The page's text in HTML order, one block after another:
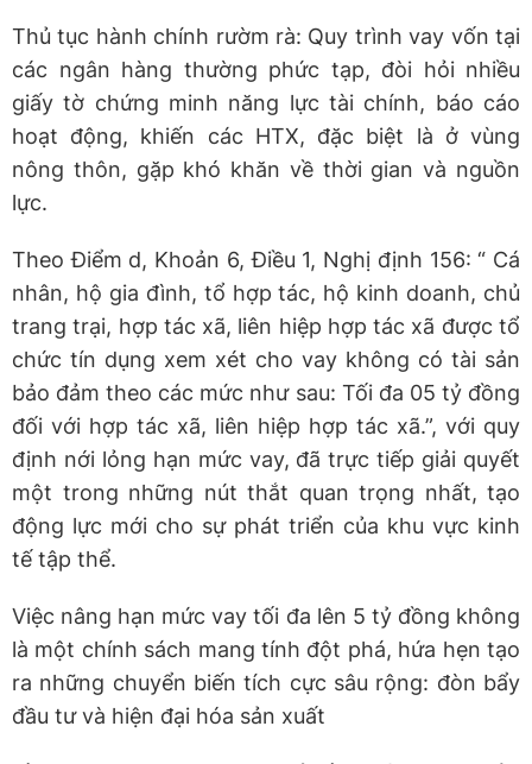
Thủ tục hành chính rườm rà: Quy trình vay vốn tại
các ngân hàng thường phức tạp, đòi hỏi nhiều
giấy tờ chứng minh năng lực tài chính, báo cáo
hoạt động, khiến các HTX, đặc biệt là ở vùng
nông thôn, gặp khó khăn về thời gian và nguồn
lực.
Theo Điểm d, Khoản 6, Điều 1, Nghị định 156: “ Cá
nhân, hộ gia đình, tổ hợp tác, hộ kinh doanh, chủ
trang trại, hợp tác xã, liên hiệp hợp tác xã được tổ
chức tín dụng xem xét cho vay không có tài sản
bảo đảm theo các mức như sau: Tối đa 05 tỷ đồng
đối với hợp tác xã, liên hiệp hợp tác xã.”, với quy
định nới lỏng hạn mức vay, đã trực tiếp giải quyết
một trong những nút thắt quan trọng nhất, tạo
động lực mới cho sự phát triển của khu vực kinh
tế tập thể.
Việc nâng hạn mức vay tối đa lên 5 tỷ đồng không
là một chính sách mang tính đột phá, hứa hẹn tạo
ra những chuyển biến tích cực sâu rộng: đòn bẩy
đầu tư và hiện đại hóa sản xuất